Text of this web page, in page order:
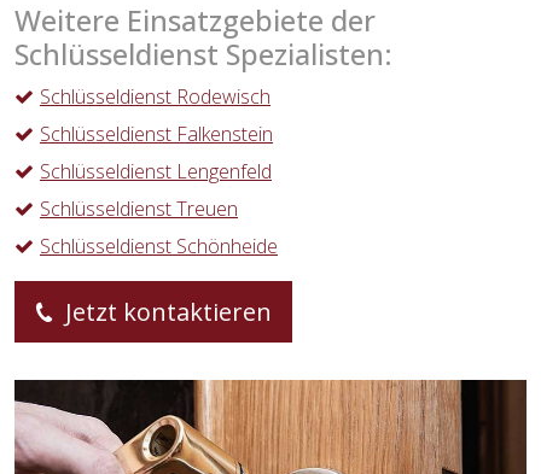
Weitere Einsatzgebiete der
Schlüsseldienst Spezialisten:
Schlüsseldienst Rodewisch
Schlüsseldienst Falkenstein
Schlüsseldienst Lengenfeld
Schlüsseldienst Treuen
Schlüsseldienst Schönheide
Jetzt kontaktieren